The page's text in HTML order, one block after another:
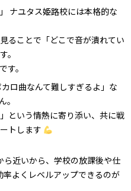
ナユタス姫路校には本格的な
ることで「どこで音が潰れてい
。
す。
ロ曲なんて難しすぎるよ」な
。
という情熱に寄り添い、共に戦
トします
ら近いから、学校の放課後や仕
よくレベルアップできるのが